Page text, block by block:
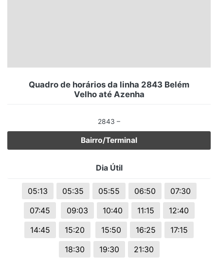
Quadro de horários da linha 2843 Belém
Velho até Azenha
2843 –
Bairro/Terminal
Dia Útil
05:13 05:35 05:55 06:50
07:30
07:45
09:03 10:40 11:15
12:40
14:45
15:20 15:50 16:25
17:15
18:30
19:30 21:30